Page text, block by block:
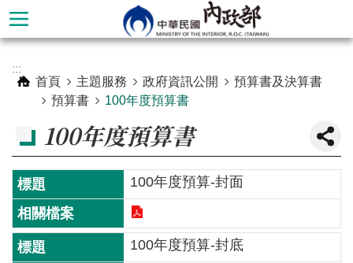
跳到主要內容區塊
階
:::
首頁
主題服務 政府資訊公開
預算書及決算書
預算書
100年度預算書
100年度預算書
100年度預算-封面
100年度預算-封底